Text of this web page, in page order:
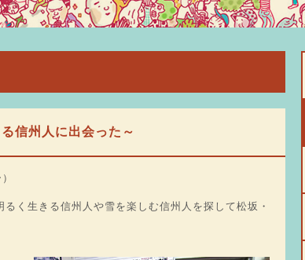
信州人に出会った～
く生きる信州人や雪を楽しむ信州人を探して松坂・